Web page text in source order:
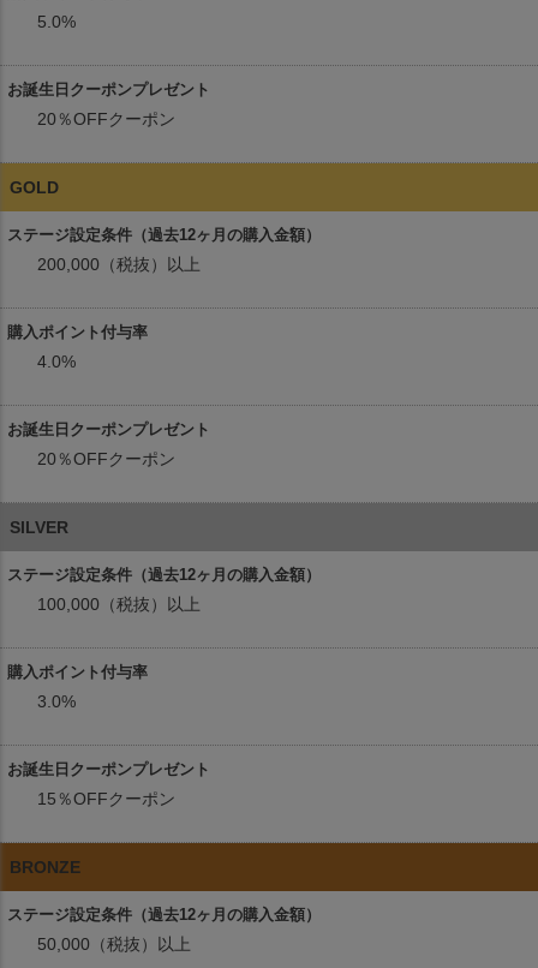
5.0%
20％OFFクーポン
GOLD
200,000（税抜）以上
4.0%
20％OFFクーポン
SILVER
100,000（税抜）以上
3.0%
15％OFFクーポン
BRONZE
50,000（税抜）以上